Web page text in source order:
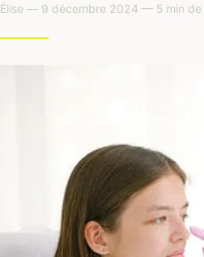
Élise — 9 décembre 2024 — 5 min de